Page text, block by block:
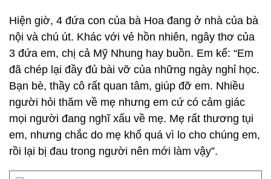
Hiện giờ, 4 đứa con của bà Hoa đang ở nhà của bà
nội và chú út. Khác với vẻ hồn nhiên, ngây thơ của
3 đứa em, chị cả Mỹ Nhung hay buồn. Em kể: “Em
đã chép lại đầy đủ bài vỡ của những ngày nghỉ học.
Bạn bè, thầy cô rất quan tâm, giúp đỡ em. Nhiều
người hỏi thăm về mẹ nhưng em cứ có cảm giác
mọi người đang nghĩ xấu về mẹ. Mẹ rất thương tụi
em, nhưng chắc do mẹ khổ quá vì lo cho chúng em,
rồi lại bị đau trong người nên mới làm vậy”.